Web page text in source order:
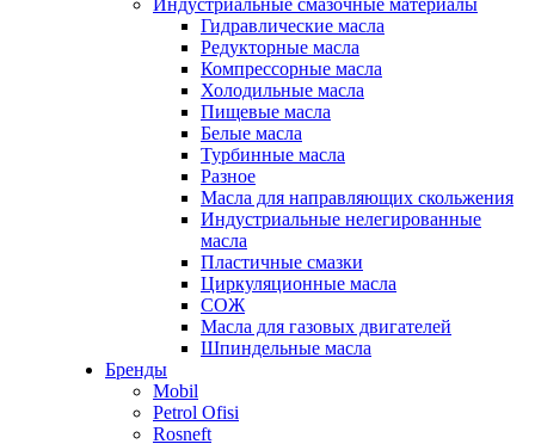
Индустриальные смазочные материалы
Гидравлические масла
Редукторные масла
Компрессорные масла
Холодильные масла
Пищевые масла
Белые масла
Турбинные масла
Разное
Масла для направляющих скольжения
Индустриальные нелегированные
масла
Пластичные смазки
Циркуляционные масла
СОЖ
Масла для газовых двигателей
Шпиндельные масла
Бренды
Mobil
Petrol Ofisi
Rosneft